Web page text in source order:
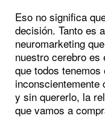
Eso no significa
decisión. Tanto es
neuromarketing
nuestro cerebro es
que todos
inconscientemente
y sin quererlo, la
que vamos a